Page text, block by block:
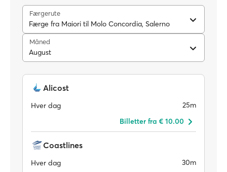
Færgerute
Færge fra Maiori til Molo Concordia, Salerno
Måned
August
Alicost
Hver dag
25m
Billetter fra € 10.00
Coastlines
Hver dag
30m